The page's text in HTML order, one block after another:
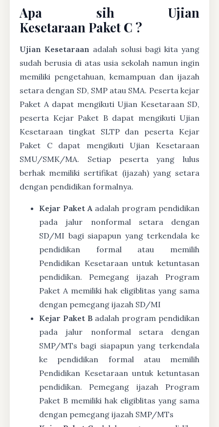
Apa sih Ujian
Kesetaraan Paket C ?
Ujian Kesetaraan adalah solusi bagi kita yang
sudah berusia di atas usia sekolah namun ingin
memiliki pengetahuan, kemampuan dan ijazah
setara dengan SD, SMP atau SMA. Peserta kejar
Paket A dapat mengikuti Ujian Kesetaraan SD,
peserta Kejar Paket B dapat mengikuti Ujian
Kesetaraan tingkat SLTP dan peserta Kejar
Paket C dapat mengikuti Ujian Kesetaraan
SMU/SMK/MA. Setiap peserta yang lulus
berhak memiliki sertifikat (ijazah) yang setara
dengan pendidikan formalnya.
Kejar Paket A adalah program pendidikan
pada jalur nonformal setara dengan
SD/MI bagi siapapun yang terkendala ke
pendidikan formal atau memilih
Pendidikan Kesetaraan untuk ketuntasan
pendidikan. Pemegang ijazah Program
Paket A memiliki hak eligiblitas yang sama
dengan pemegang ijazah SD/MI
Kejar Paket B adalah program pendidikan
pada jalur nonformal setara dengan
SMP/MTs bagi siapapun yang terkendala
ke pendidikan formal atau memilih
Pendidikan Kesetaraan untuk ketuntasan
pendidikan. Pemegang ijazah Program
Paket B memiliki hak eligiblitas yang sama
dengan pemegang ijazah SMP/MTs